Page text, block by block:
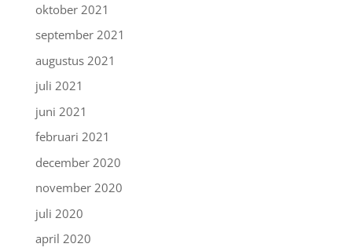
oktober 2021
september 2021
augustus 2021
juli 2021
juni 2021
februari 2021
december 2020
november 2020
juli 2020
april 2020